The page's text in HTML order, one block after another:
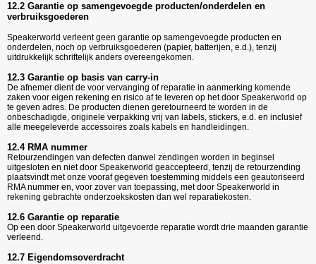
12.2 Garantie op samengevoegde producten/onderdelen en
verbruiksgoederen
Speakerworld verleent geen garantie op samengevoegde producten en
onderdelen, noch op verbruiksgoederen (papier, batterijen, e.d.), tenzij
uitdrukkelijk schriftelijk anders overeengekomen.
12.3 Garantie op basis van carry-in
De afnemer dient de voor vervanging of reparatie in aanmerking komende
zaken voor eigen rekening en risico af te leveren op het door Speakerworld op
te geven adres. De producten dienen geretourneerd te worden in de
onbeschadigde, originele verpakking vrij van labels, stickers, e.d. en inclusief
alle meegeleverde accessoires zoals kabels en handleidingen.
12.4 RMA nummer
Retourzendingen van defecten danwel zendingen worden in beginsel
uitgesloten en niet door Speakerworld geaccepteerd, tenzij de retourzending
plaatsvindt met onze vooraf gegeven toestemming middels een geautoriseerd
RMA nummer en, voor zover van toepassing, met door Speakerworld in
rekening gebrachte onderzoekskosten dan wel reparatiekosten.
12.6 Garantie op reparatie
Op een door Speakerworld uitgevoerde reparatie wordt drie maanden garantie
verleend.
12.7 Eigendomsoverdracht